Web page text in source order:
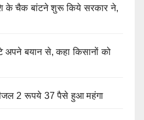
के चैक बांटने शुरू किये सरकार ने,
बयान से, कहा किसानों को
2 रूपये 37 पैसे हुआ महंगा